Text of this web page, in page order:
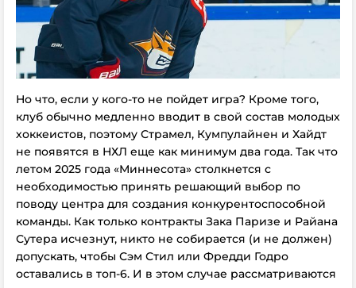
Но что, если у кого-то не пойдет игра? Кроме того,
клуб обычно медленно вводит в свой состав молодых
хоккеистов, поэтому Страмел, Кумпулайнен и Хайдт
не появятся в НХЛ еще как минимум два года. Так что
летом 2025 года «Миннесота» столкнется с
необходимостью принять решающий выбор по
поводу центра для создания конкурентоспособной
команды. Как только контракты Зака Паризе и Райана
Сутера исчезнут, никто не собирается (и не должен)
допускать, чтобы Сэм Стил или Фредди Годро
оставались в топ-6. И в этом случае рассматриваются